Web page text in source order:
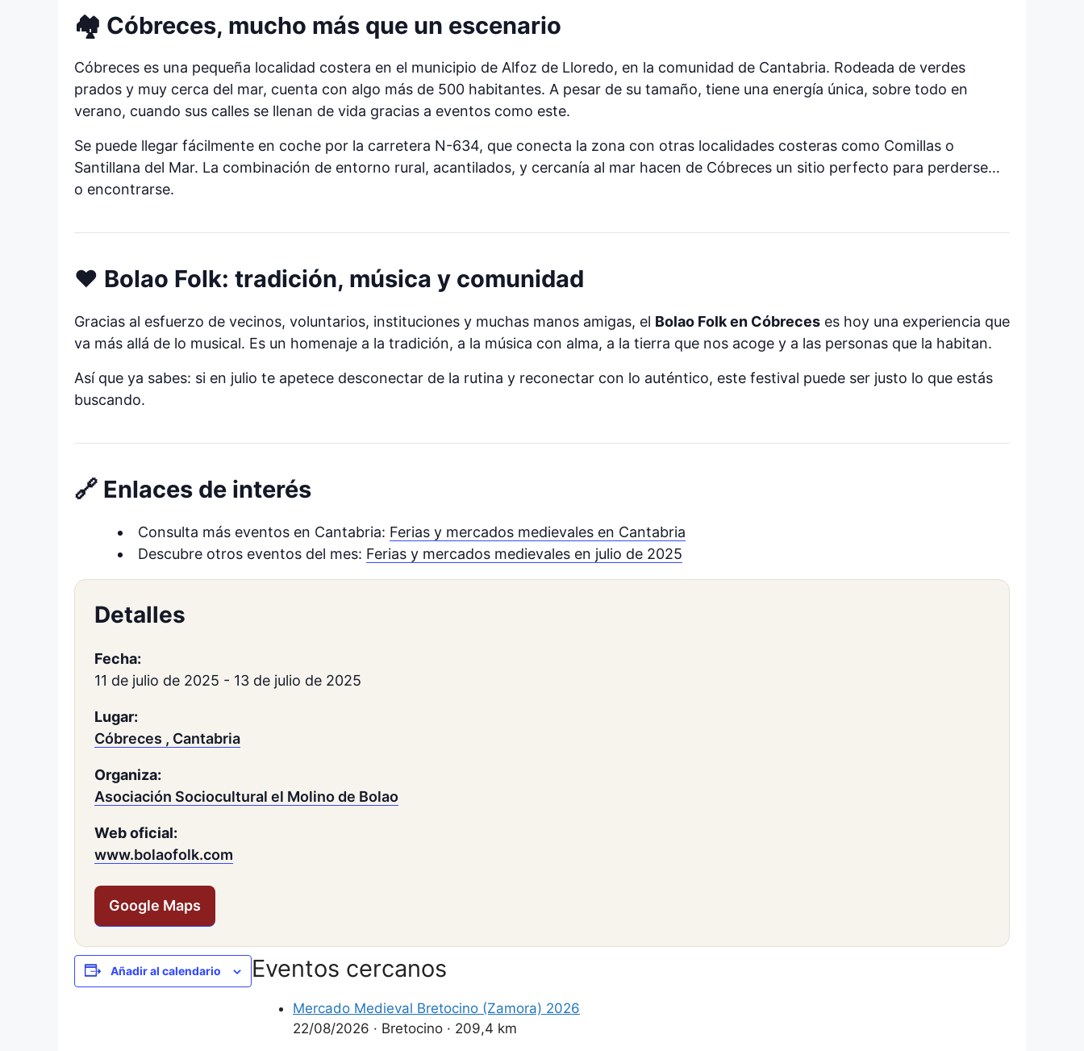
🏘️ Cóbreces, mucho más que un escenario
Cóbreces es una pequeña localidad costera en el municipio de Alfoz de Lloredo, en la comunidad de Cantabria. Rodeada de verdes
prados y muy cerca del mar, cuenta con algo más de 500 habitantes. A pesar de su tamaño, tiene una energía única, sobre todo en
verano, cuando sus calles se llenan de vida gracias a eventos como este.
Se puede llegar fácilmente en coche por la carretera N-634, que conecta la zona con otras localidades costeras como Comillas o
Santillana del Mar. La combinación de entorno rural, acantilados, y cercanía al mar hacen de Cóbreces un sitio perfecto para perderse…
o encontrarse.
❤️ Bolao Folk: tradición, música y comunidad
Gracias al esfuerzo de vecinos, voluntarios, instituciones y muchas manos amigas, el Bolao Folk en Cóbreces es hoy una experiencia que
va más allá de lo musical. Es un homenaje a la tradición, a la música con alma, a la tierra que nos acoge y a las personas que la habitan.
Así que ya sabes: si en julio te apetece desconectar de la rutina y reconectar con lo auténtico, este festival puede ser justo lo que estás
buscando.
🔗 Enlaces de interés
Consulta más eventos en Cantabria: Ferias y mercados medievales en Cantabria
Descubre otros eventos del mes: Ferias y mercados medievales en julio de 2025
Detalles
Fecha:
11 de julio de 2025 - 13 de julio de 2025
Lugar:
Cóbreces , Cantabria
Organiza:
Asociación Sociocultural el Molino de Bolao
Web oficial:
www.bolaofolk.com
Google Maps
Añadir al calendario Eventos cercanos
Mercado Medieval Bretocino (Zamora) 2026
22/08/2026 · Bretocino · 209,4 km